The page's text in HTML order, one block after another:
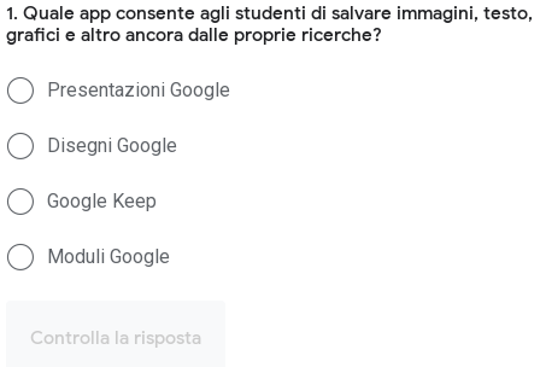
1. Quale app consente agli studenti di salvare immagini, testo,
grafici e altro ancora dalle proprie ricerche?
Presentazioni Google
Disegni Google
Google Keep
Moduli Google
Controlla la risposta